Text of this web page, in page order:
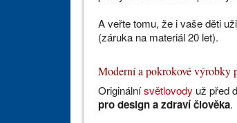
A veřte tomu, že i vaše děti
(záruka na materiál 20 let).
Moderní a pokrokové výrobky
Originálnísvětlovody už před
pro design a zdraví člověka.